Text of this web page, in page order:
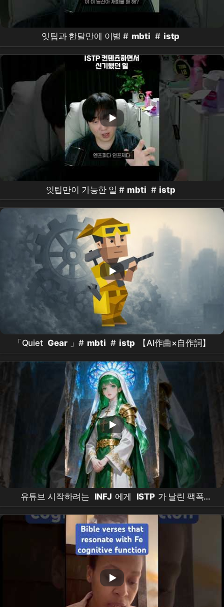
잇팁과 한달만에 이별 # mbti # istp
잇팁만이 가능한 일 # mbti # istp
「Quiet Gear 」# mbti # istp 【AI作曲×自作詞】
유튜브 시작하려는 INFJ 에게 ISTP 가 날린 팩폭
# mbti